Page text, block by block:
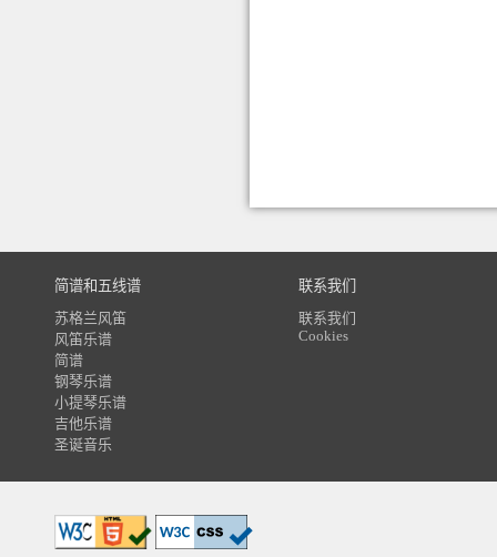
简谱和五线谱
苏格兰风笛
风笛乐谱
简谱
钢琴乐谱
小提琴乐谱
吉他乐谱
圣诞音乐
联系我们
联系我们
Cookies